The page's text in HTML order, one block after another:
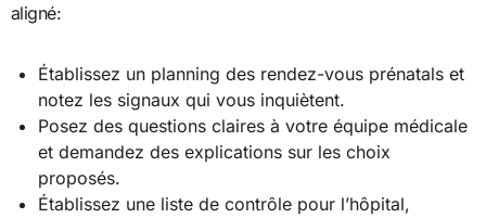
aligné:
Établissez un planning des rendez-vous prénatals et
notez les signaux qui vous inquiètent.
Posez des questions claires à votre équipe médicale
et demandez des explications sur les choix
proposés.
Établissez une liste de contrôle pour l’hôpital,